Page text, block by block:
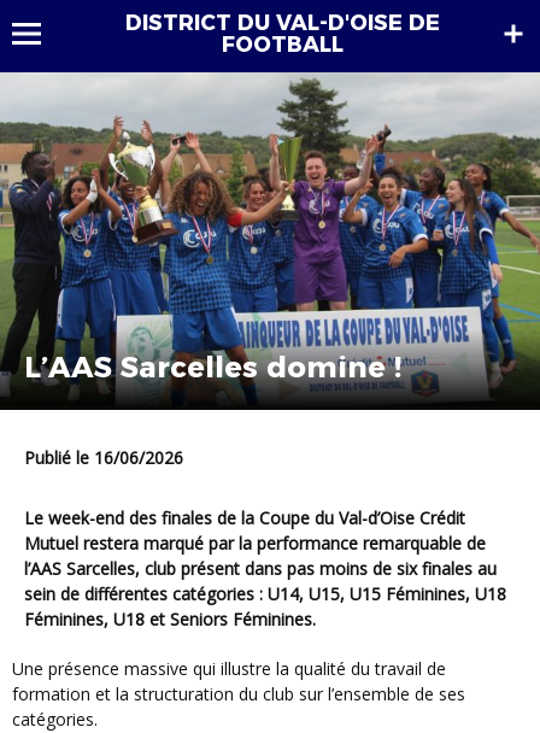
DISTRICT DU VAL-D'OISE DE
FOOTBALL
L’AAS Sarcelles domine !
Publié le 16/06/2026
Le week-end des finales de la Coupe du Val-d’Oise Crédit
Mutuel restera marqué par la performance remarquable de
l’AAS Sarcelles, club présent dans pas moins de six finales au
sein de différentes catégories : U14, U15, U15 Féminines, U18
Féminines, U18 et Seniors Féminines.
Une présence massive qui illustre la qualité du travail de
formation et la structuration du club sur l’ensemble de ses
catégories.